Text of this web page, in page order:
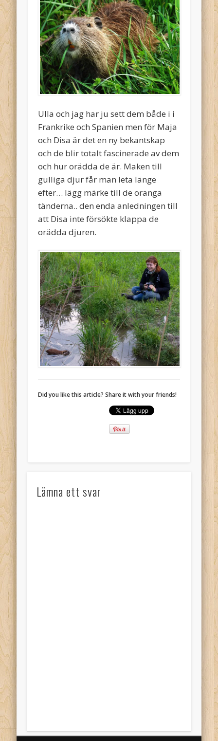
Ulla och jag har ju sett dem både i i
Frankrike och Spanien men för Maja
och Disa är det en ny bekantskap
och de blir totalt fascinerade av dem
och hur orädda de är. Maken till
gulliga djur får man leta länge
efter… lägg märke till de oranga
tänderna.. den enda anledningen till
att Disa inte försökte klappa de
orädda djuren.
Did you like this article? Share it with your friends!
Lämna ett svar